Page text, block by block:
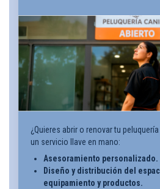
¿Quieres abrir o renovar tu
un servicio llave en mano:
Asesoramiento personalizado.
Diseño y distribución del
equipamiento y productos.